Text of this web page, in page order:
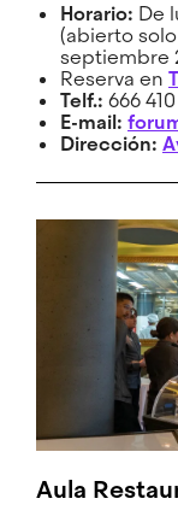
Horario: De
(abierto
septiembre
Reserva en
Telf.: 666
E-mail:
Dirección:
Aula